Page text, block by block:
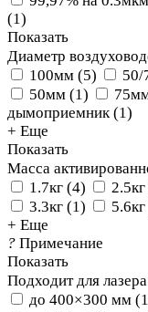
(1)
Показать
Диаметр
100мм (5)
50мм (1)
дымоприемник (1)
+ Еще
Показать
Масса
1.7кг (4) 2.5кг
3.3кг (1) 5.6кг
+ Еще
? Примечание
Показать
Подходит для
до 400×300 мм (1